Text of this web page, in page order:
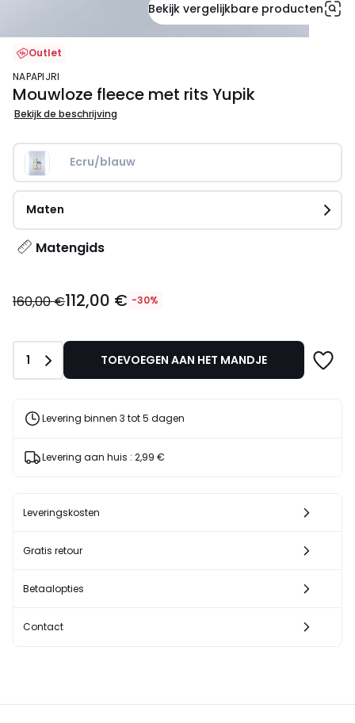
Bekijk vergelijkbare producten
Outlet
NAPAPIJRI
Mouwloze fleece met rits Yupik
Bekijk de beschrijving
Ecru/blauw
Maten
Matengids
€
160,00
€
korting
toegepast.
160,00 €112,00 € -30%
Aantal
1 TOEVOEGEN AAN HET MANDJE
Levering binnen 3 tot 5 dagen
Levering aan huis : 2,99 €
Leveringskosten
Gratis retour
Betaalopties
Contact